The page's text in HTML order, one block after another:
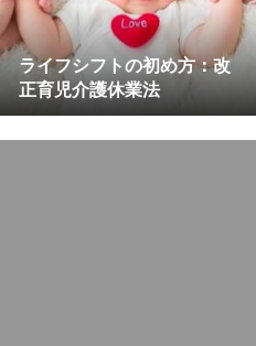
ライフシフトの初め方：改
正育児介護休業法